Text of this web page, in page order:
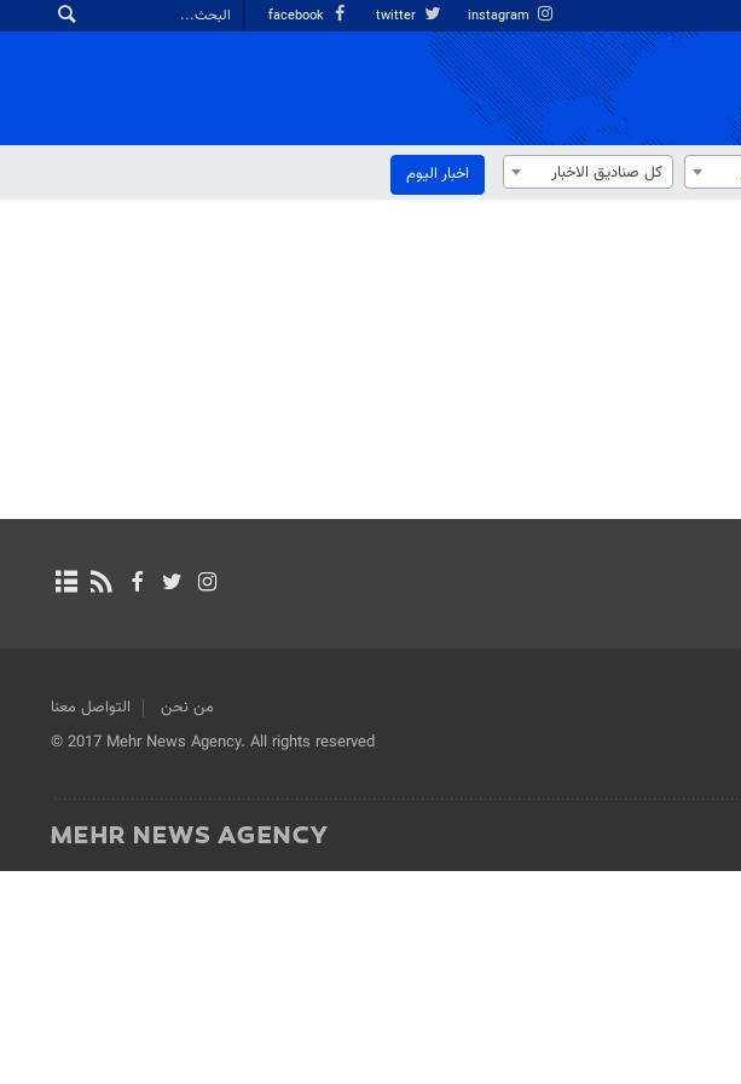
كل صناديق الاخبار اخبار الیوم
من نحن
التواصل معنا
© 2017 Mehr News Agency. All rights reserved